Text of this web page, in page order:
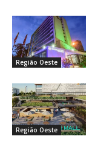
Região Oeste
Região Oeste